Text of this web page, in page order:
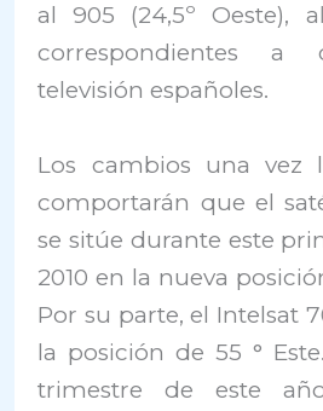
al 905 (24,5º Oeste),
correspondientes a
televisión españoles.
Los cambios una vez
comportarán que el
se sitúe durante este
2010 en la nueva
Por su parte, el Intelsat
la posición de 55 °
trimestre de este